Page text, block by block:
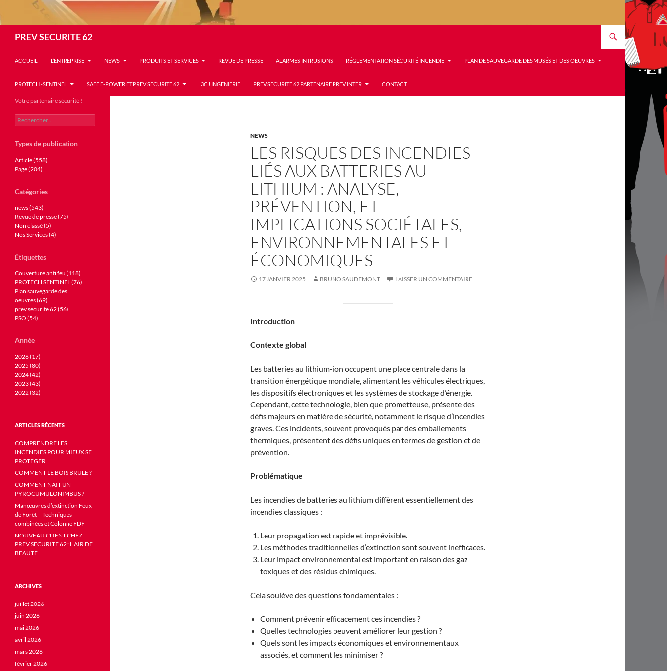
PREV SECURITE 62
ACCUEIL L’ENTREPRISE NEWS PRODUITS ET SERVICES REVUE DE PRESSE ALARMES INTRUSIONS RÉGLEMENTATION SÉCURITÉ INCENDIE PLAN DE SAUVEGARDE DES MUSÉS ET DES OEUVRES
PROTECH -SENTINEL SAFE E-POWER ET PREV SECURITE 62 3CJ INGENIERIE PREV SECURITE 62 PARTENAIRE PREV INTER CONTACT
NEWS
LES RISQUES DES INCENDIES
LIÉS AUX BATTERIES AU
LITHIUM : ANALYSE,
PRÉVENTION, ET
IMPLICATIONS SOCIÉTALES,
ENVIRONNEMENTALES ET
ÉCONOMIQUES
17 JANVIER 2025 BRUNO SAUDEMONT LAISSER UN COMMENTAIRE
Introduction
Contexte global
Les batteries au lithium-ion occupent une place centrale dans la
transition énergétique mondiale, alimentant les véhicules électriques,
les dispositifs électroniques et les systèmes de stockage d’énergie.
Cependant, cette technologie, bien que prometteuse, présente des
défis majeurs en matière de sécurité, notamment le risque d’incendies
graves. Ces incidents, souvent provoqués par des emballements
thermiques, présentent des défis uniques en termes de gestion et de
prévention.
Problématique
Les incendies de batteries au lithium diffèrent essentiellement des
incendies classiques :
Leur propagation est rapide et imprévisible.
Les méthodes traditionnelles d’extinction sont souvent inefficaces.
Leur impact environnemental est important en raison des gaz
toxiques et des résidus chimiques.
Cela soulève des questions fondamentales :
Comment prévenir efficacement ces incendies ?
Quelles technologies peuvent améliorer leur gestion ?
Quels sont les impacts économiques et environnementaux
associés, et comment les minimiser ?
Votre partenaire sécurité !
Rechercher :
Types de publication
Article (558)
Page (204)
Catégories
news (543)
Revue de presse (75)
Non classé (5)
Nos Services (4)
Étiquettes
Couverture anti feu (118)
PROTECH SENTINEL (76)
Plan sauvegarde des
oeuvres (69)
prev securite 62 (56)
PSO (54)
Année
2026 (17)
2025 (80)
2024 (42)
2023 (43)
2022 (32)
ARTICLES RÉCENTS
COMPRENDRE LES
INCENDIES POUR MIEUX SE
PROTEGER
COMMENT LE BOIS BRULE ?
COMMENT NAIT UN
PYROCUMULONIMBUS ?
Manœuvres d’extinction Feux
de Forêt – Techniques
combinées et Colonne FDF
NOUVEAU CLIENT CHEZ
PREV SECURITE 62 : L AIR DE
BEAUTE
ARCHIVES
juillet 2026
juin 2026
mai 2026
avril 2026
mars 2026
février 2026